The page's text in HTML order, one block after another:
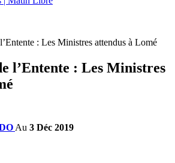
: Les Ministres attendus à Lomé
l’Entente : Les Ministres
Au 3 Déc 2019